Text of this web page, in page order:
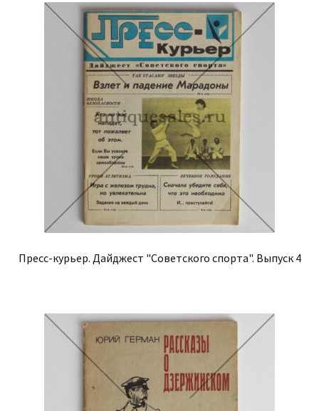
Пресс-курьер. Дайджест "Советского спорта". Выпуск 4